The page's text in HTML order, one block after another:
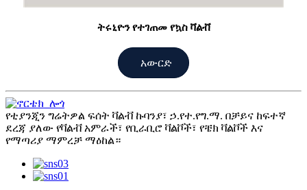
ትሩኒዮን የተገጠመ የኳስ ቫልቭ
አውርድ
የቲያንጂን ግሬትዎል ፍሰት ቫልቭ ኩባንያ፣ ኃ.የተ.የግ.ማ. በቻይና ከፍተኛ
ደረጃ ያለው የቫልቭ አምራች፣ የቢራቢሮ ቫልቮች፣ የቼክ ቫልቮች እና
የማጣሪያ ማምረቻ ማዕከል።